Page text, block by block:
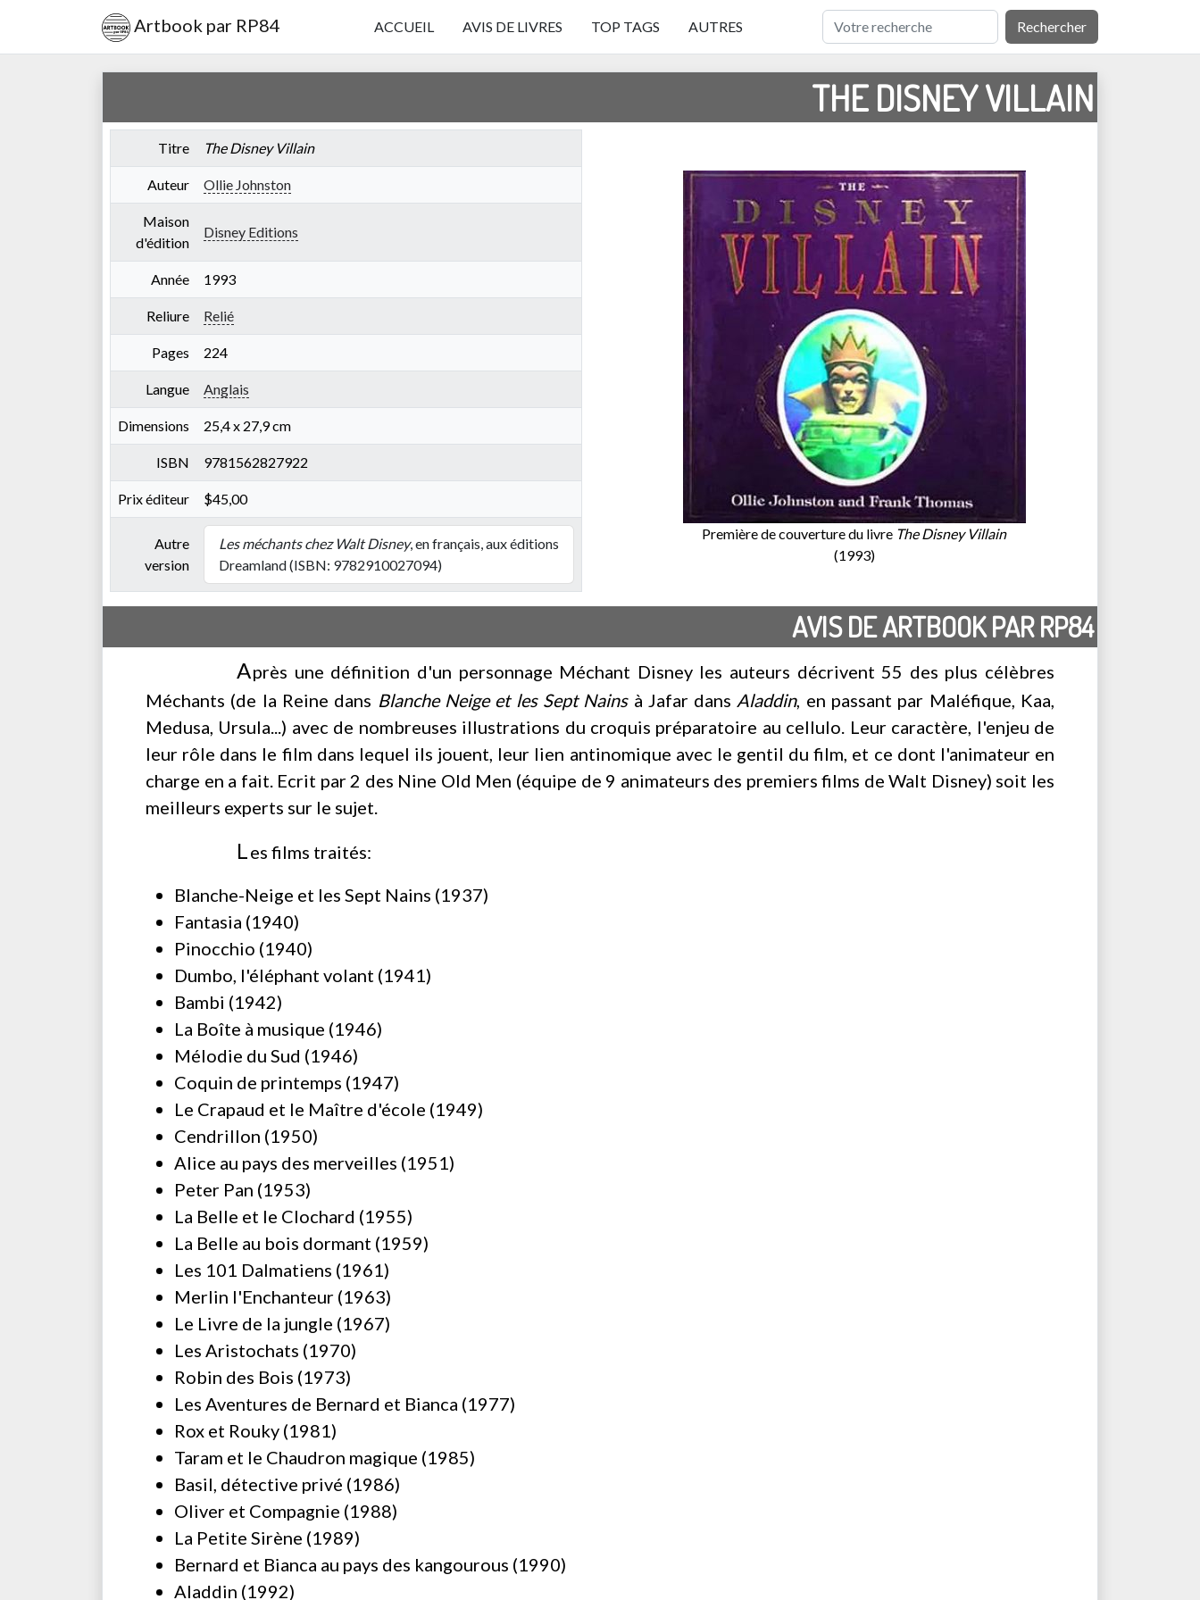
Artbook par RP84 ACCUEIL AVIS DE LIVRES TOP TAGS AUTRES Rechercher
THE DISNEY VILLAIN
Titre The Disney Villain
Auteur Ollie Johnston
Maison
d'édition
Disney Editions
Année 1993
Reliure Relié
Pages 224
Langue Anglais
Dimensions 25,4 x 27,9 cm
ISBN 9781562827922
Prix éditeur $45,00
Autre
version
Les méchants chez Walt Disney, en français, aux éditions
Dreamland (ISBN: 9782910027094)
Première de couverture du livre The Disney Villain
(1993)
AVIS DE ARTBOOK PAR RP84
Après une définition d'un personnage Méchant Disney les auteurs décrivent 55 des plus célèbres
Méchants (de la Reine dans Blanche Neige et les Sept Nainsà Jafar dans Aladdin, en passant par Maléfique, Kaa,
Medusa, Ursula...) avec de nombreuses illustrations du croquis préparatoire au cellulo. Leur caractère, l'enjeu de
leur rôle dans le film dans lequel ils jouent, leur lien antinomique avec le gentil du film, et ce dont l'animateur en
charge en a fait. Ecrit par 2 des Nine Old Men (équipe de 9 animateurs des premiers films de Walt Disney) soit les
meilleurs experts sur le sujet.
Les films traités:
Blanche-Neige et les Sept Nains (1937)
Fantasia (1940)
Pinocchio (1940)
Dumbo, l'éléphant volant (1941)
Bambi (1942)
La Boîte à musique (1946)
Mélodie du Sud (1946)
Coquin de printemps (1947)
Le Crapaud et le Maître d'école (1949)
Cendrillon (1950)
Alice au pays des merveilles (1951)
Peter Pan (1953)
La Belle et le Clochard (1955)
La Belle au bois dormant (1959)
Les 101 Dalmatiens (1961)
Merlin l'Enchanteur (1963)
Le Livre de la jungle (1967)
Les Aristochats (1970)
Robin des Bois (1973)
Les Aventures de Bernard et Bianca (1977)
Rox et Rouky (1981)
Taram et le Chaudron magique (1985)
Basil, détective privé (1986)
Oliver et Compagnie (1988)
La Petite Sirène (1989)
Bernard et Bianca au pays des kangourous (1990)
Aladdin (1992)